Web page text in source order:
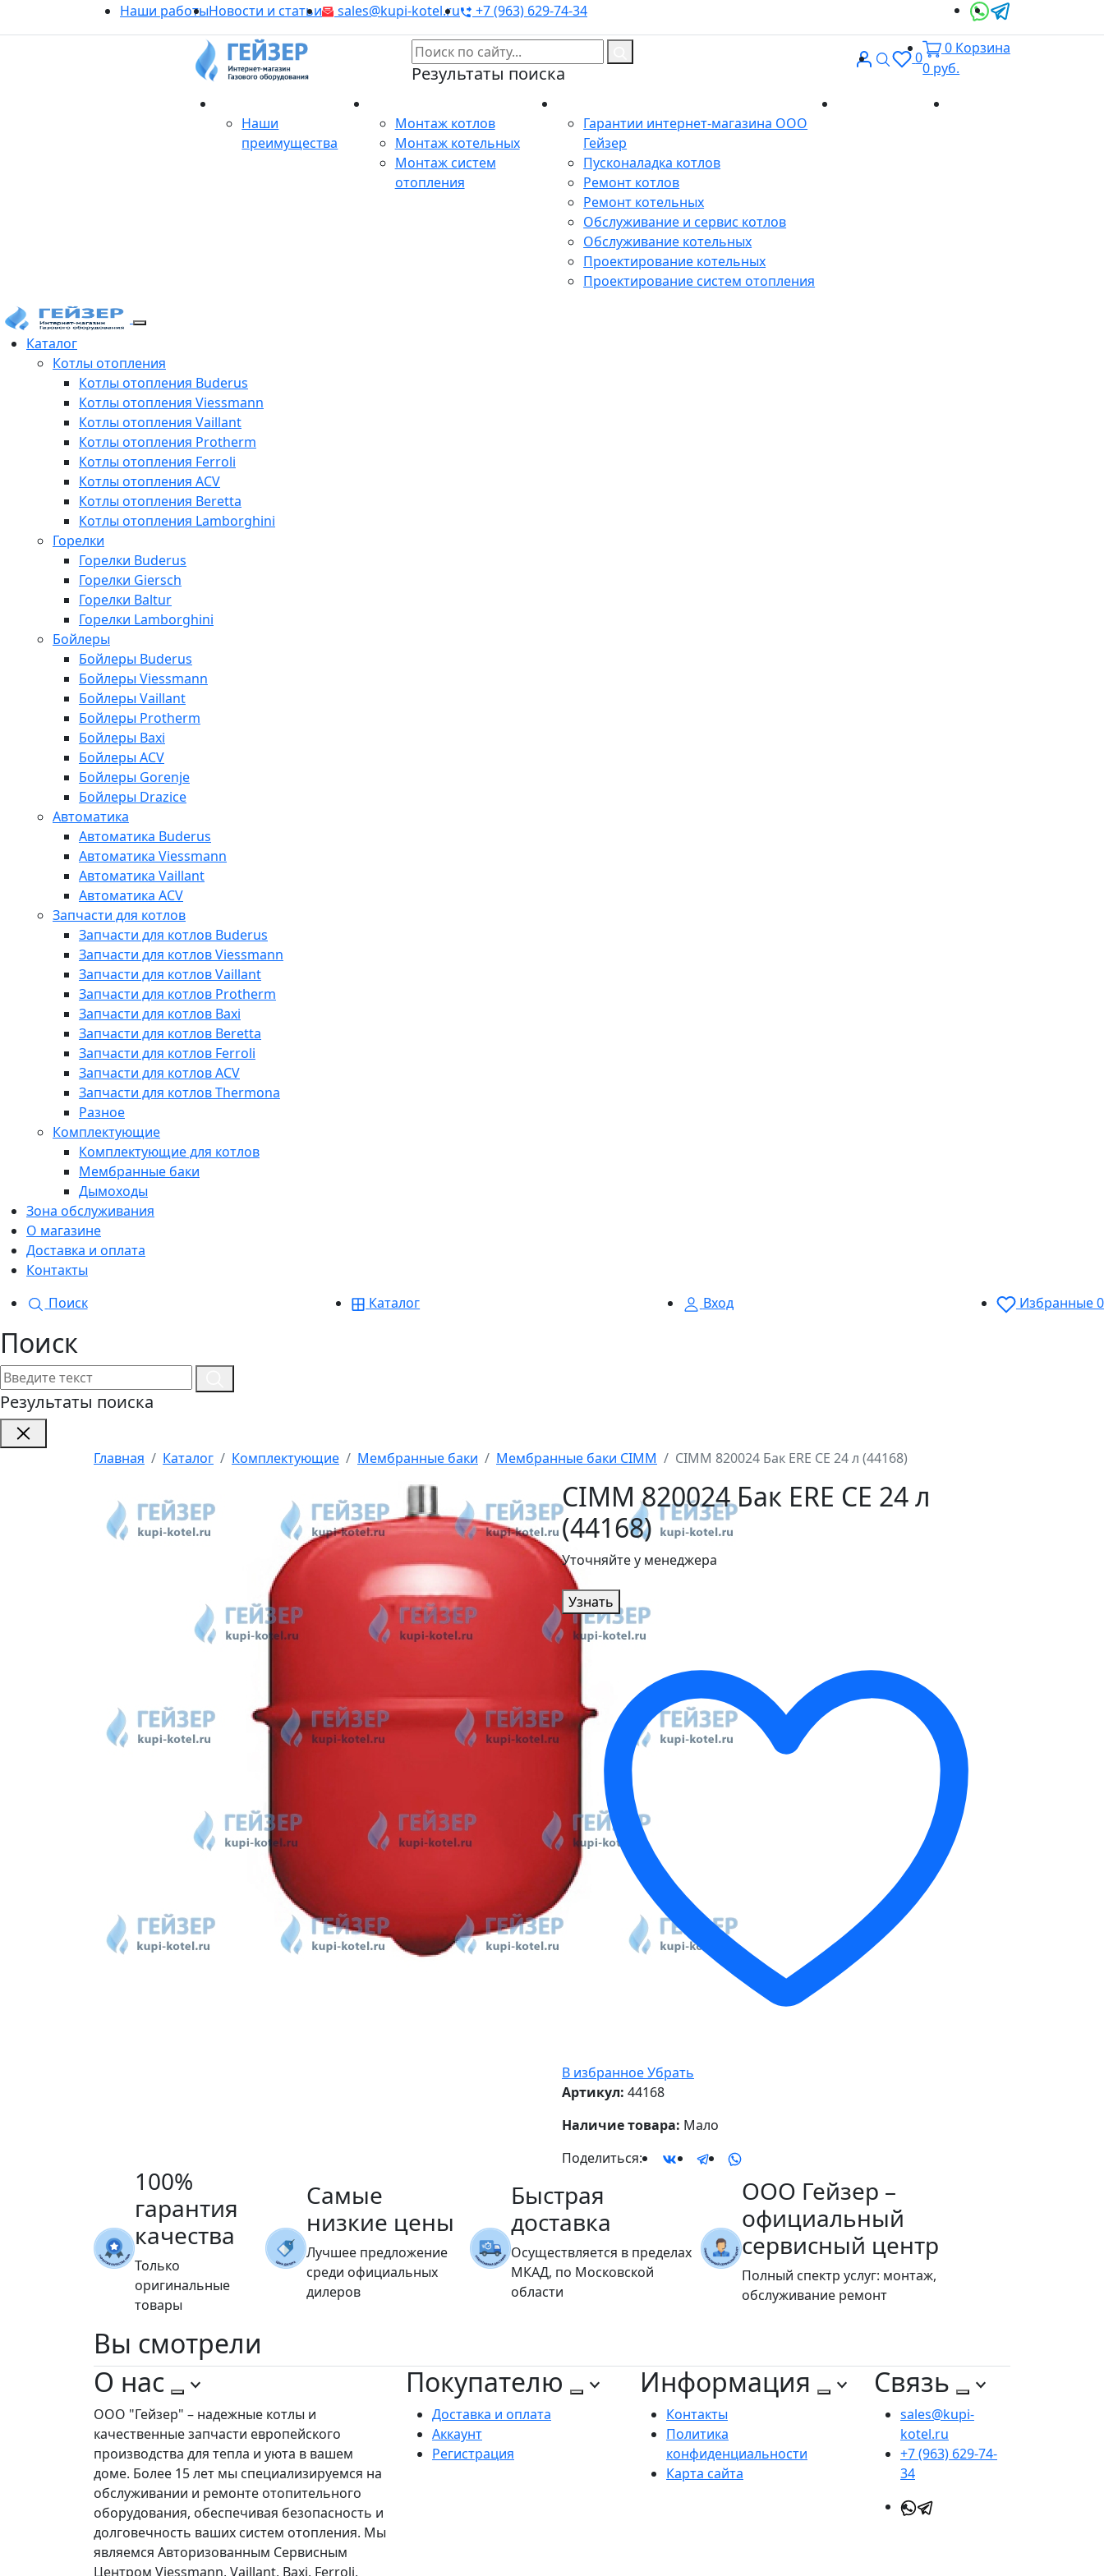
Наши работыНовости и статьи sales@kupi-kotel.ru +7 (963) 629-74-34
Результаты поиска
ВходПоиск
0
0 Корзина
0 руб.
Наши
преимущества
Монтаж котлов
Монтаж котельных
Монтаж систем
отопления
Гарантии интернет-магазина ООО
Гейзер
Пусконаладка котлов
Ремонт котлов
Ремонт котельных
Обслуживание и сервис котлов
Обслуживание котельных
Проектирование котельных
Проектирование систем отопления
Каталог
Котлы отопления
Котлы отопления Buderus
Котлы отопления Viessmann
Котлы отопления Vaillant
Котлы отопления Protherm
Котлы отопления Ferroli
Котлы отопления ACV
Котлы отопления Beretta
Котлы отопления Lamborghini
Горелки
Горелки Buderus
Горелки Giersch
Горелки Baltur
Горелки Lamborghini
Бойлеры
Бойлеры Buderus
Бойлеры Viessmann
Бойлеры Vaillant
Бойлеры Protherm
Бойлеры Baxi
Бойлеры ACV
Бойлеры Gorenje
Бойлеры Drazice
Автоматика
Автоматика Buderus
Автоматика Viessmann
Автоматика Vaillant
Автоматика ACV
Запчасти для котлов
Запчасти для котлов Buderus
Запчасти для котлов Viessmann
Запчасти для котлов Vaillant
Запчасти для котлов Protherm
Запчасти для котлов Baxi
Запчасти для котлов Beretta
Запчасти для котлов Ferroli
Запчасти для котлов ACV
Запчасти для котлов Thermona
Разное
Комплектующие
Комплектующие для котлов
Мембранные баки
Дымоходы
Зона обслуживания
О магазине
Доставка и оплата
Контакты
Поиск
Каталог Вход Избранные0
Поиск
Результаты поиска
Главная Каталог Комплектующие Мембранные баки Мембранные баки CIMM CIMM 820024 Бак ERE CE 24 л (44168)
CIMM 820024 Бак ERE CE 24 л
(44168)
Уточняйте у менеджера
Узнать
В избранноеУбрать
Артикул: 44168
Наличие товара: Мало
Поделиться:
100%
гарантия
качества
Только
оригинальные
товары
Самые
низкие цены
Лучшее предложение
среди официальных
дилеров
Быстрая
доставка
Осуществляется в пределах
МКАД, по Московской
области
ООО Гейзер –
официальный
сервисный центр
Полный спектр услуг: монтаж,
обслуживание ремонт
Вы смотрели
О нас
ООО "Гейзер" – надежные котлы и
качественные запчасти европейского
производства для тепла и уюта в вашем
доме. Более 15 лет мы специализируемся на
обслуживании и ремонте отопительного
оборудования, обеспечивая безопасность и
долговечность ваших систем отопления. Мы
являемся Авторизованным Сервисным
Центром Viessmann, Vaillant, Baxi, Ferroli,
Покупателю
Доставка и оплата
Аккаунт
Регистрация
Информация
Контакты
Политика
конфиденциальности
Карта сайта
Связь
sales@kupi-
kotel.ru
+7 (963) 629-74-
34